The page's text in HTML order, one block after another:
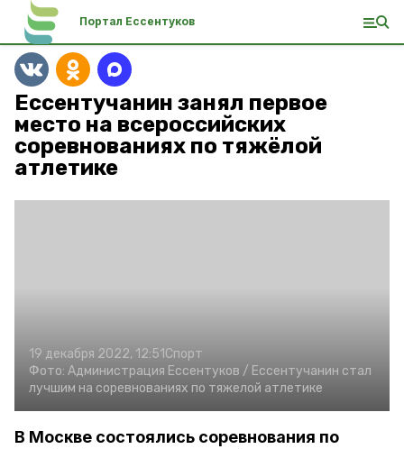
Портал Ессентуков
Ессентучанин занял первое
место на всероссийских
соревнованиях по тяжёлой
атлетике
19 декабря 2022, 12:51Спорт
Фото: Администрация Ессентуков / Ессентучанин стал
лучшим на соревнованиях по тяжелой атлетике
В Москве состоялись соревнования по